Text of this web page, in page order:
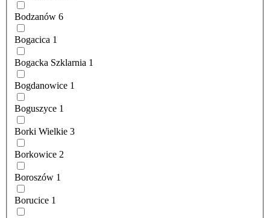
Bodzanów 6
Bogacica 1
Bogacka Szklarnia 1
Bogdanowice 1
Boguszyce 1
Borki Wielkie 3
Borkowice 2
Boroszów 1
Borucice 1